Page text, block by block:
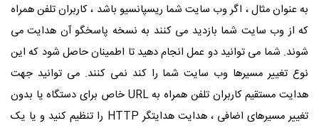
به عنوان مثال ، اگر وب سایت شما ریسپانسیو باشد ، کاربران تلفن همراه
که از وب سایت شما بازدید می کنند به نسخه پاسخگو آن هدایت می
شوند. شما می توانید دو عمل انجام دهید تا اطمینان حاصل شود که این
نوع تغییر مسیرها وب سایت شما را کند نمی کنند. می توانید جهت
هدایت مستقیم کاربران تلفن همراه بهURL خاص برای دستگاه یا بدون
تغییر مسیرهای اضافی ، هدایت هدایتگر HTTP را تنظیم کنید و یا یک